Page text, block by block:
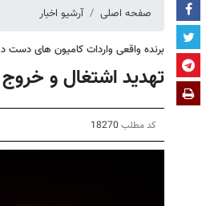
صفحه اصلی آرشیو اخبار
برنده واقعی واردات کامیون های
تهدید اشتغال و خروج
کد مطلب 18270